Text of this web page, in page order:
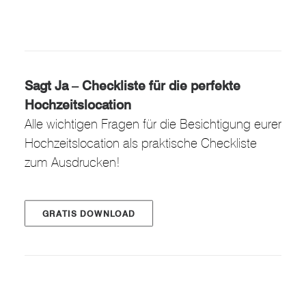
Sagt Ja – Checkliste für die perfekte
Hochzeitslocation
Alle wichtigen Fragen für die Besichtigung eurer
Hochzeitslocation als praktische Checkliste
zum Ausdrucken!
GRATIS DOWNLOAD